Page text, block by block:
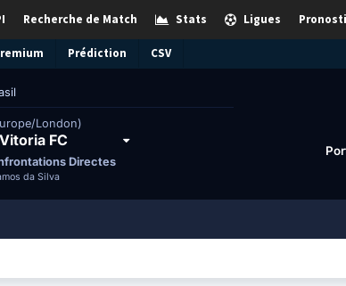
Ligues
Stats
Recherche de Match
Prédiction CSV
London)
FC
Directes
da Silva